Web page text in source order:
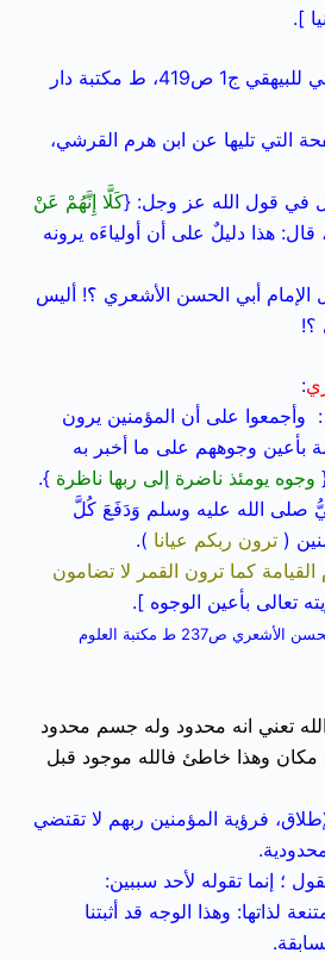
].
المصدر: مناقب الشافعي للبيهقي ج1 ص419، ط مكتبة دار
التي تليها عن ابن هرم القرشي،
في قول الله عز وجل: {كَلَّا إِنَّهُمْ عَنْ
قال: هذا دليلٌ على أن أولياءَه يرونه
أبي الحسن الأشعري ؟َ! أليس
؟!
:
: وأجمعوا على أن المؤمنين يرون
بأعين وجوههم على ما أخبر به
وجوه يومئذ ناضرة إلى ربها ناظرة }.
صلى الله عليه وسلم وَدَفَعَ كُلَّ
( ترون ربكم عيانا ).
كما ترون القمر لا تضامون
تعالى بأعين الوجوه ].
رسالة إلى أهل الثغر لأبي الحسن الأشعري ص237 ط مكتبة العلوم
تعني انه محدود وله جسم محدود
مكان وهذا خاطئ فالله موجود قبل
فرؤية المؤمنين ربهم لا تقتضي
؛ إنما تقوله لأحد سببين:
لذاتها: وهذا الوجه قد أثبتنا